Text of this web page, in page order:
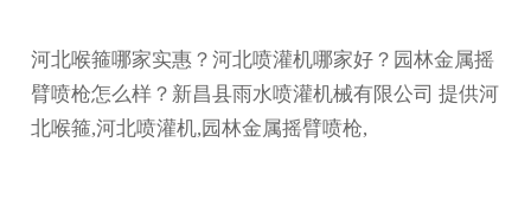
河北喉箍哪家实惠？河北喷灌机哪家好？园林金属摇
臂喷枪怎么样？新昌县雨水喷灌机械有限公司 提供河
北喉箍,河北喷灌机,园林金属摇臂喷枪,